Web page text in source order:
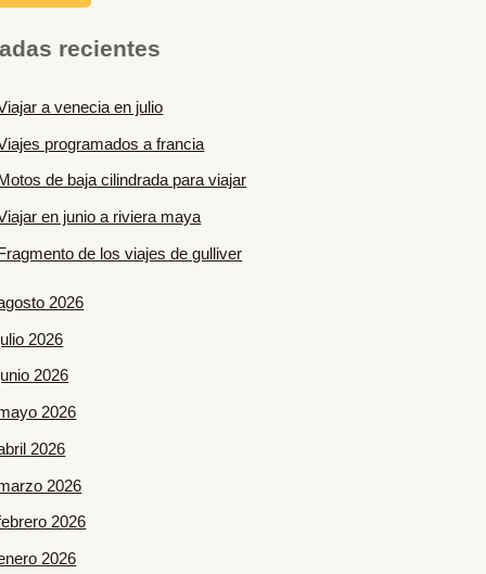
recientes
a venecia en julio
programados a francia
de baja cilindrada para viajar
en junio a riviera maya
de los viajes de gulliver
2026
2026
2026
2026
2026
2026
2026
2026